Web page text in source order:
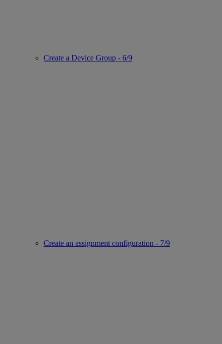
Create a Device Group - 6/9
Create an assignment configuration - 7/9